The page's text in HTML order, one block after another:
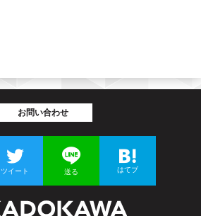
お問い合わせ
ツイート 送る はてブ